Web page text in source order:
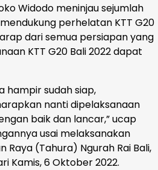
Widodo meninjau sejumlah
perhelatan KTT G20
dari semua persiapan yang
KTT G20 Bali 2022 dapat
hampir sudah siap,
nanti dipelaksanaan
baik dan lancar,” ucap
usai melaksanakan
Raya (Tahura) Ngurah Rai Bali,
Kamis, 6 Oktober 2022.